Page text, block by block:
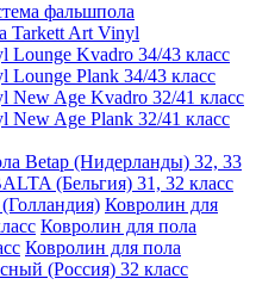
фальшпола
Tarkett Art Vinyl
Kvadro 34/43 класс
Plank 34/43 класс
Age Kvadro 32/41 класс
Age Plank 32/41 класс
Betap (Нидерланды) 32, 33
(Бельгия) 31, 32 класс
Ковролин для
Ковролин для пола
Ковролин для пола
(Россия) 32 класс